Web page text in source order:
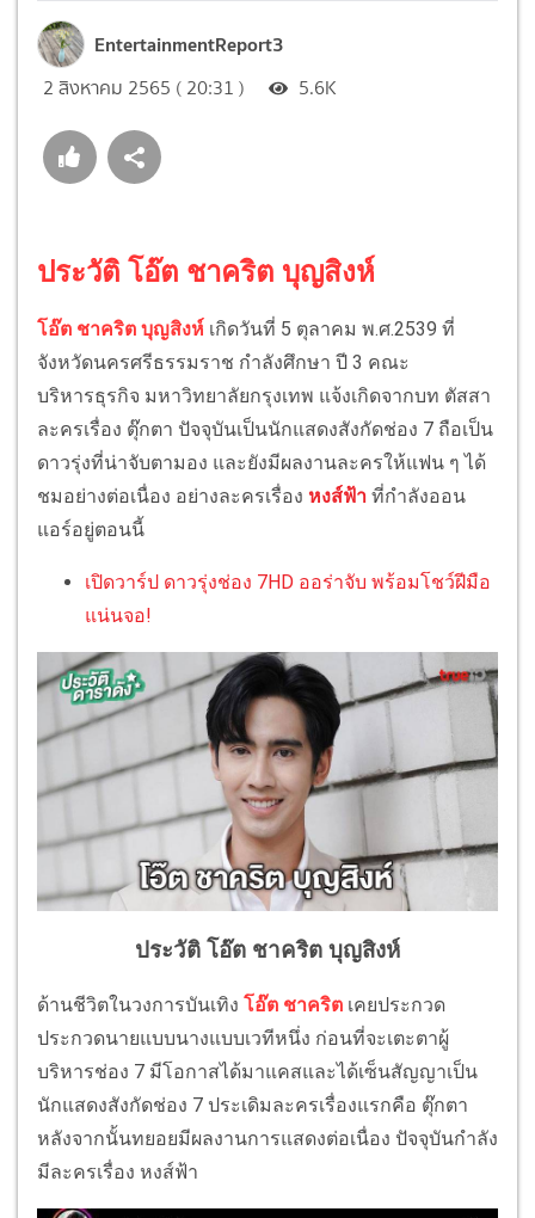
EntertainmentReport3
2 สิงหาคม 2565 ( 20:31 ) 5.6K
ประวัติ โอ๊ต ชาคริต บุญสิงห์
โอ๊ต ชาคริต บุญสิงห์ เกิดวันที่ 5 ตุลาคม พ.ศ.2539 ที่
จังหวัดนครศรีธรรมราช กำลังศึกษา ปี 3 คณะ
บริหารธุรกิจ มหาวิทยาลัยกรุงเทพ แจ้งเกิดจากบท ตัสสา
ละครเรื่อง ตุ๊กตา ปัจจุบันเป็นนักแสดงสังกัดช่อง 7 ถือเป็น
ดาวรุ่งที่น่าจับตามอง และยังมีผลงานละครให้แฟน ๆ ได้
ชมอย่างต่อเนื่อง อย่างละครเรื่อง หงส์ฟ้า ที่กำลังออน
แอร์อยู่ตอนนี้
เปิดวาร์ป ดาวรุ่งช่อง 7HD ออร่าจับ พร้อมโชว์ฝีมือ
แน่นจอ!
ประวัติ โอ๊ต ชาคริต บุญสิงห์
ด้านชีวิตในวงการบันเทิง โอ๊ต ชาคริต เคยประกวด
ประกวดนายแบบนางแบบเวทีหนึ่ง ก่อนที่จะเตะตาผู้
บริหารช่อง 7 มีโอกาสได้มาแคสและได้เซ็นสัญญาเป็น
นักแสดงสังกัดช่อง 7 ประเดิมละครเรื่องแรกคือ ตุ๊กตา
หลังจากนั้นทยอยมีผลงานการแสดงต่อเนื่อง ปัจจุบันกำลัง
มีละครเรื่อง หงส์ฟ้า